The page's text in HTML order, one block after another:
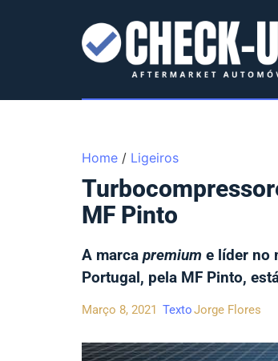
Home / Ligeiros
MF Pinto
A marca premium e líder no
Portugal, pela MF Pinto,
Março 8, 2021 TextoJorge Flores